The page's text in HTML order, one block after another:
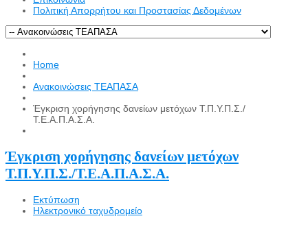
Πολιτική Απορρήτου και Προστασίας Δεδομένων
Home
Ανακοινώσεις ΤΕΑΠΑΣΑ
Έγκριση χορήγησης δανείων μετόχων Τ.Π.Υ.Π.Σ./
Τ.Ε.Α.Π.Α.Σ.Α.
Έγκριση χορήγησης δανείων μετόχων
Τ.Π.Υ.Π.Σ./Τ.Ε.Α.Π.Α.Σ.Α.
Εκτύπωση
Ηλεκτρονικό ταχυδρομείο